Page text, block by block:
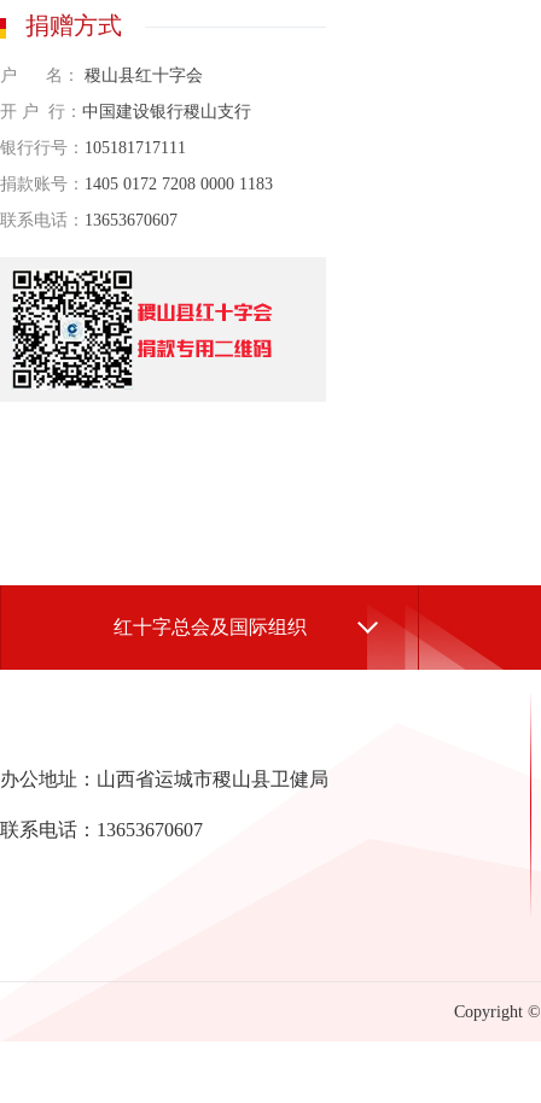
捐赠方式
户 名：
稷山县红十字会
开 户 行： 中国建设银行稷山支行
银行行号： 105181717111
捐款账号： 1405 0172 7208 0000 1183
联系电话： 13653670607
红十字总会及国际组织
办公地址：山西省运城市稷山县卫健局
联系电话：13653670607
Copyright